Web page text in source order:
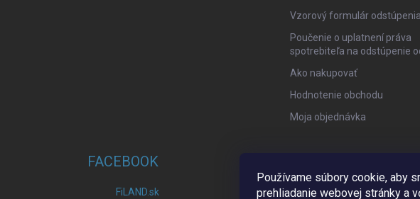
Používame súbory cookie, aby
prehliadanie webovej stránky a
Vzorový formulár odstúpenia
Poučenie o uplatnení práva
spotrebiteľa na odstúpenie
Ako nakupovať
Hodnotenie obchodu
Moja objednávka
FACEBOOK
FiLAND.sk